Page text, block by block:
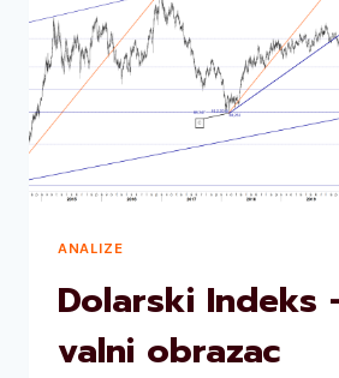
IMPULSNOG
VALA?
ANALIZE
Dolarski Indeks
valni obrazac